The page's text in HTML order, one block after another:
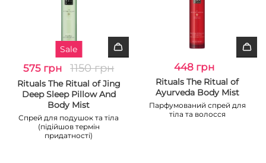
Sale
575 грн 1150 грн
Rituals The Ritual of Jing
Deep Sleep Pillow And
Body Mist
Спрей для подушок та тіла
(підійшов термін
придатності)
448 грн
Rituals The Ritual of
Ayurveda Body Mist
Парфумований спрей для
тіла та волосся